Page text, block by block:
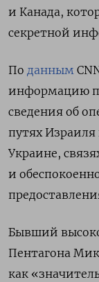
и Канада,
секретной
По данным
информацию
сведения об
путях Израиля
Украине,
и
Бывший
Пентагона
как